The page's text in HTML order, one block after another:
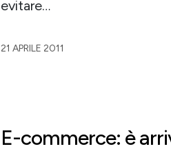
evitare…
21 APRILE 2011
E-commerce: è